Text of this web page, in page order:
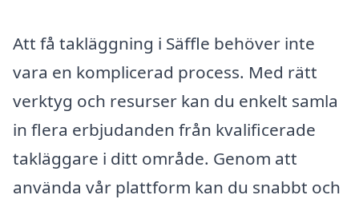
Att få takläggning i Säffle behöver inte
vara en komplicerad process. Med rätt
verktyg och resurser kan du enkelt samla
in flera erbjudanden från kvalificerade
takläggare i ditt område. Genom att
använda vår plattform kan du snabbt och